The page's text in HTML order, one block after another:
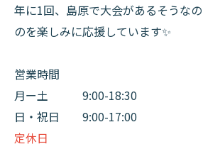
年に1回、島原で大会があるそうな
のを楽しみに応援しています✨
営業時間
月ー土 9:00-18:30​
日・祝日 9:00-17:00
定休日